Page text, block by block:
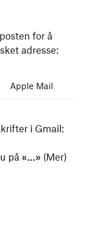
for å
adresse:
Apple Mail
i Gmail:
på «…» (Mer)